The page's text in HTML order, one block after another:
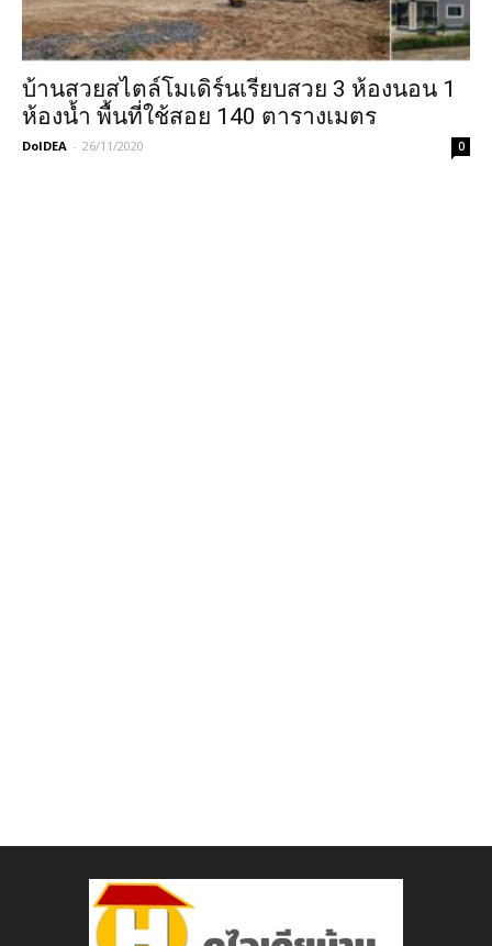
บ้านสวยสไตล์โมเดิร์นเรียบสวย 3 ห้องนอน 1
ห้องน้ำ พื้นที่ใช้สอย 140 ตารางเมตร
DoIDEA - 26/11/2020 0